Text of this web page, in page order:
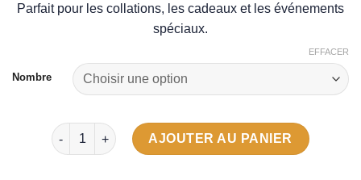
Parfait pour les collations, les cadeaux et les événements
spéciaux.
Nombre
EFFACER
quantité de Délicieux Cookies Aux Amandes Sans
AJOUTER AU PANIER